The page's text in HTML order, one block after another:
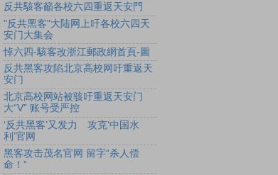
反共駭客籲各校六四重返天安門
"反共黑客"大陆网上吁各校六四天
安门大集会
悼六四-駭客改浙江郵政網首頁-圖
反共黑客攻陷北京高校网吁重返天
安门
北京高校网站被骇吁重返天安门
大“V” 账号受严控
‘反共黑客’又发力 攻克‘中国水
利’官网
黑客攻击茂名官网 留字“杀人偿
命！”